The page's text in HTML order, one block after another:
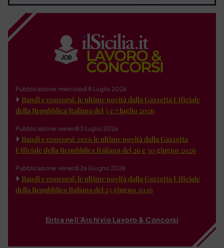
Pubblicazione: mercoledì 8 Luglio 2026
Bandi e concorsi: le ultime novità dalla Gazzetta Ufficiale
della Repubblica Italiana del 3 e 7 luglio 2026
Pubblicazione: venerdì 3 Luglio 2026
Bandi e concorsi: ecco le ultime novità dalla Gazzetta
Ufficiale della Repubblica Italiana del 26 e 30 giugno 2026
Pubblicazione: venerdì 26 Giugno 2026
Bandi e concorsi: le ultime novità dalla Gazzetta Ufficiale
della Repubblica Italiana del 23 giugno 2026
Entra nell'Archivio Lavoro & Concorsi